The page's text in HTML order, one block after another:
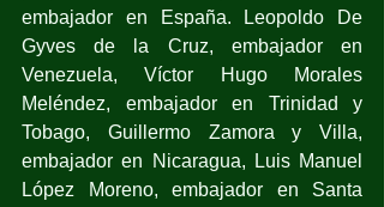
embajador en España. Leopoldo De
Gyves de la Cruz, embajador en
Venezuela, Víctor Hugo Morales
Meléndez, embajador en Trinidad y
Tobago, Guillermo Zamora y Villa,
embajador en Nicaragua, Luis Manuel
López Moreno, embajador en Santa